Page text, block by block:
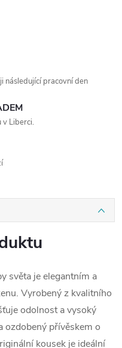
následující pracovní den
v Liberci.
světa je elegantním a
Vyrobený z kvalitního
odolnost a vysoký
ozdobený přívěskem o
kousek je ideální